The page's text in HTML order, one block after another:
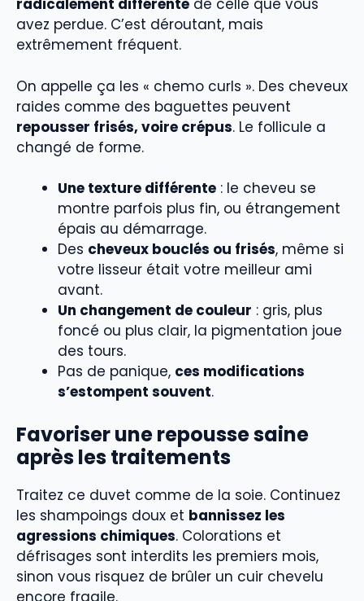
radicalement différente de celle que vous
avez perdue. C’est déroutant, mais
extrêmement fréquent.
On appelle ça les « chemo curls ». Des cheveux
raides comme des baguettes peuvent
repousser frisés, voire crépus. Le follicule a
changé de forme.
Une texture différente : le cheveu se
montre parfois plus fin, ou étrangement
épais au démarrage.
Des cheveux bouclés ou frisés, même si
votre lisseur était votre meilleur ami
avant.
Un changement de couleur : gris, plus
foncé ou plus clair, la pigmentation joue
des tours.
Pas de panique, ces modifications
s’estompent souvent.
Favoriser une repousse saine
après les traitements
Traitez ce duvet comme de la soie. Continuez
les shampoings doux et bannissez les
agressions chimiques. Colorations et
défrisages sont interdits les premiers mois,
sinon vous risquez de brûler un cuir chevelu
encore fragile.